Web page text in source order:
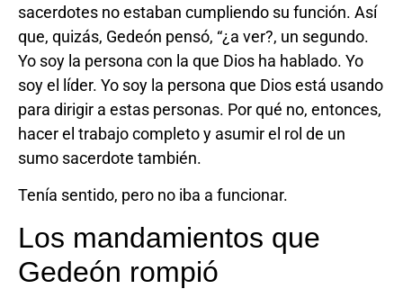
sacerdotes no estaban cumpliendo su función. Así
que, quizás, Gedeón pensó, “¿a ver?, un segundo.
Yo soy la persona con la que Dios ha hablado. Yo
soy el líder. Yo soy la persona que Dios está usando
para dirigir a estas personas. Por qué no, entonces,
hacer el trabajo completo y asumir el rol de un
sumo sacerdote también.
Tenía sentido, pero no iba a funcionar.
Los mandamientos que
Gedeón rompió